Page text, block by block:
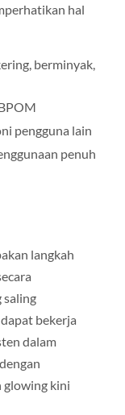
hal
berminyak,
pengguna lain
penuh
langkah
saling
bekerja
dalam
glowing kini